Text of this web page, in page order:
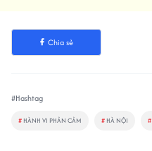
Chia sẻ
#Hashtag
# HÀNH VI PHẢN CẢM # HÀ NỘI #